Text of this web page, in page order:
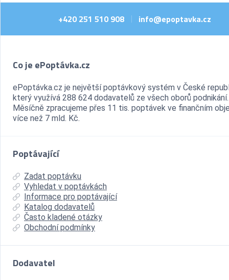
+420 251 510 908 | info@epoptavka.cz
Co je ePoptávka.cz
ePoptávka.cz je největší poptávkový systém v České
který využívá 288 624 dodavatelů ze všech oborů podnikání.
Měsíčně zpracujeme přes 11 tis. poptávek ve finančním
více než 7 mld. Kč.
Poptávající
Zadat poptávku
Vyhledat v poptávkách
Informace pro poptávající
Katalog dodavatelů
Často kladené otázky
Obchodní podmínky
Dodavatel